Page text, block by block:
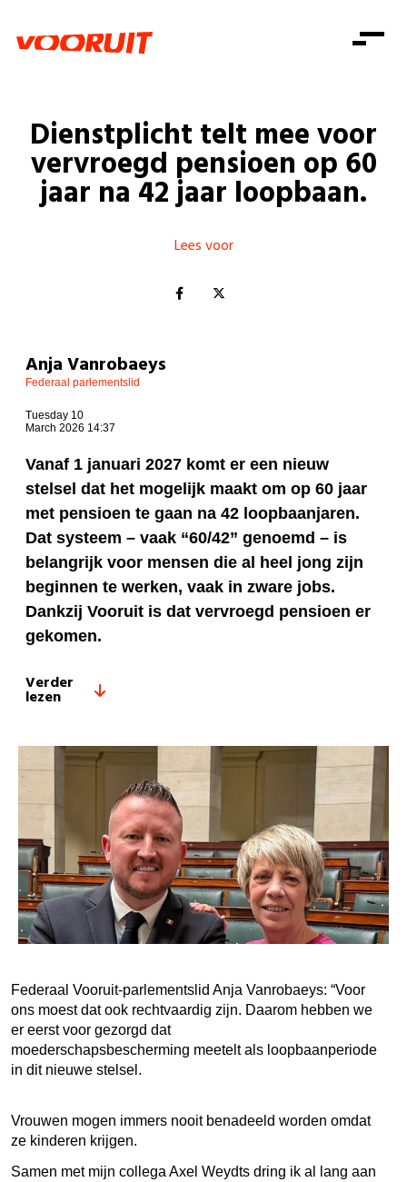
Zorg
Gelijke kansen
Consumentenbescherming
Pensioenen
Onze mensen
Standpunten
Vacatures
Doe mee
Doe mee
Word lid
Mis niets
Shop
Doe mee
Dienstplicht telt mee voor
vervroegd pensioen op 60
jaar na 42 jaar loopbaan.
Lees voor
Anja Vanrobaeys
Federaal parlementslid
Tuesday 10
March 2026 14:37
Vanaf 1 januari 2027 komt er een nieuw
stelsel dat het mogelijk maakt om op 60 jaar
met pensioen te gaan na 42 loopbaanjaren.
Dat systeem – vaak “60/42” genoemd – is
belangrijk voor mensen die al heel jong zijn
beginnen te werken, vaak in zware jobs.
Dankzij Vooruit is dat vervroegd pensioen er
gekomen.
Verder
lezen
Federaal Vooruit-parlementslid Anja Vanrobaeys: “Voor
ons moest dat ook rechtvaardig zijn. Daarom hebben we
er eerst voor gezorgd dat
moederschapsbescherming meetelt als loopbaanperiode
in dit nieuwe stelsel.
Vrouwen mogen immers nooit benadeeld worden omdat
ze kinderen krijgen.
Samen met mijn collega Axel Weydts dring ik al lang aan